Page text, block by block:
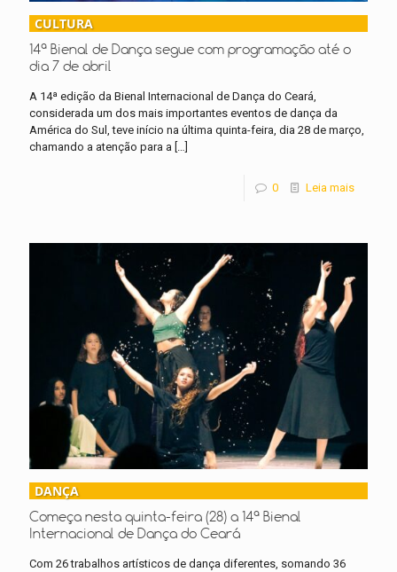
CULTURA
14ª Bienal de Dança segue com programação até o
dia 7 de abril
A 14ª edição da Bienal Internacional de Dança do Ceará,
considerada um dos mais importantes eventos de dança da
América do Sul, teve início na última quinta-feira, dia 28 de março,
chamando a atenção para a […]
0 Leia mais
DANÇA
Começa nesta quinta-feira (28) a 14ª Bienal
Internacional de Dança do Ceará
Com 26 trabalhos artísticos de dança diferentes, somando 36